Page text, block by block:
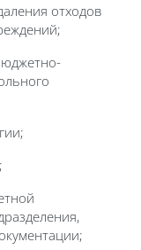
отходов